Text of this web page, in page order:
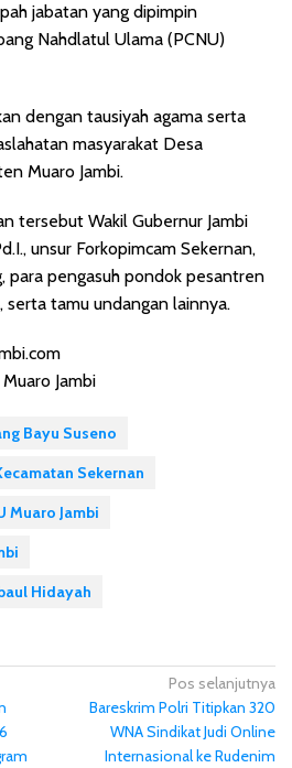
jabatan yang dipimpin
Nahdlatul Ulama (PCNU)
dengan tausiyah agama serta
masyarakat Desa
Muaro Jambi.
tersebut Wakil Gubernur Jambi
unsur Forkopimcam Sekernan,
para pengasuh pondok pesantren
serta tamu undangan lainnya.
Jambi
Bayu Suseno
Sekernan
Muaro Jambi
Hidayah
Pos selanjutnya
Bareskrim Polri Titipkan 320
WNA Sindikat Judi Online
Internasional ke Rudenim